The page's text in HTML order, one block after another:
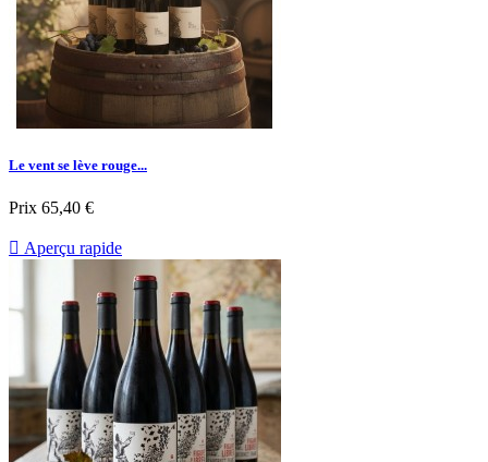
Le vent se lève rouge...
Prix 65,40 €
 Aperçu rapide